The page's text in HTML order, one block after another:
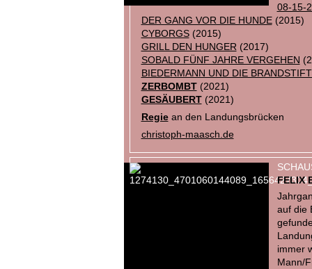
08-15-
DER GANG VOR DIE HUNDE(2015)
CYBORGS(2015)
GRILL DEN HUNGER (2017)
SOBALD FÜNF JAHRE VERGEHEN
BIEDERMANN UND DIE
ZERBOMBT(2021)
GESÄUBERT(2021)
Regiean den Landungsbrücken
christoph-maasch.de
FELIX
auf die
immer
Mann/